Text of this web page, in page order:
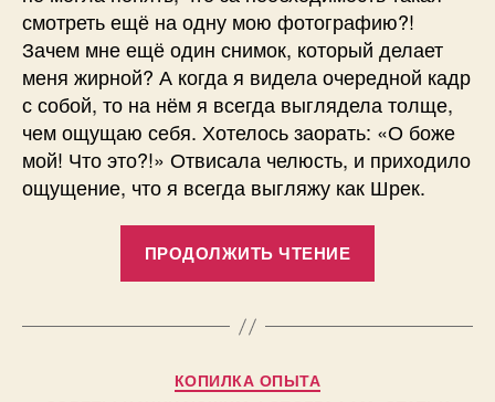
смотреть ещё на одну мою фотографию?!
Зачем мне ещё один снимок, который делает
меня жирной? А когда я видела очередной кадр
с собой, то на нём я всегда выглядела толще,
чем ощущаю себя. Хотелось заорать: «О боже
мой! Что это?!» Отвисала челюсть, и приходило
ощущение, что я всегда выгляжу как Шрек.
ПРОДОЛЖИТЬ ЧТЕНИЕ
почему
Рубрики
КОПИЛКА ОПЫТА